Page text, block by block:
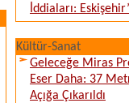
İddiaları:
Kültür-Sanat
Geleceğe Miras
Eser Daha: 37
Açığa Çıkarıldı